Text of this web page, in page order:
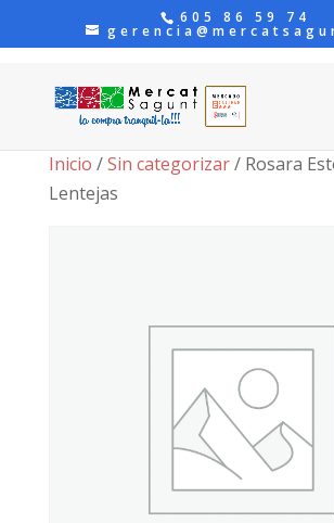
605 86 59 74
Inicio /Sin categorizar/ Rosara
Lentejas